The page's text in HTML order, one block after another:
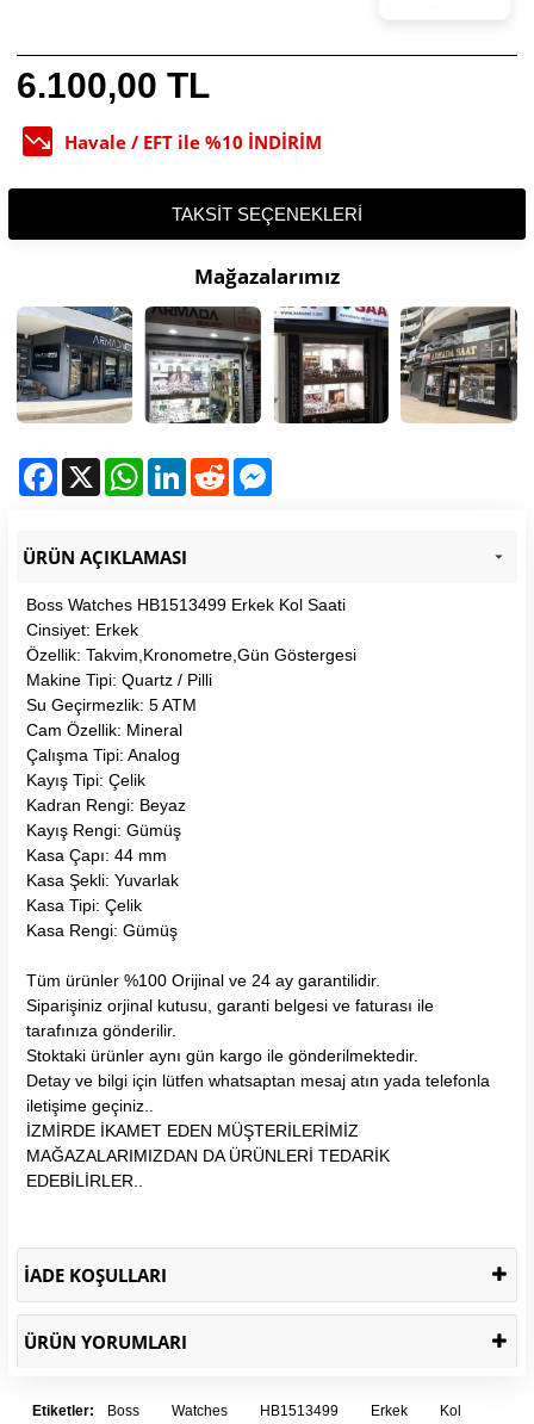
6.100,00 TL
Havale / EFT ile %10 İNDİRİM
TAKSIT SEÇENEKLERI
Mağazalarımız
Facebook
X WhatsAppLinkedInReddit
ÜRÜN AÇIKLAMASI
Boss Watches HB1513499 Erkek Kol Saati
Cinsiyet: Erkek
Özellik: Takvim,Kronometre,Gün Göstergesi
Makine Tipi: Quartz / Pilli
Su Geçirmezlik: 5 ATM
Cam Özellik: Mineral
Çalışma Tipi: Analog
Kayış Tipi: Çelik
Kadran Rengi: Beyaz
Kayış Rengi: Gümüş
Kasa Çapı: 44 mm
Kasa Şekli: Yuvarlak
Kasa Tipi: Çelik
Kasa Rengi: Gümüş
Tüm ürünler %100 Orijinal ve 24 ay garantilidir.
Siparişiniz orjinal kutusu, garanti belgesi ve faturası ile
tarafınıza gönderilir.
Stoktaki ürünler aynı gün kargo ile gönderilmektedir.
Detay ve bilgi için lütfen whatsaptan mesaj atın yada telefonla
iletişime geçiniz..
İZMİRDE İKAMET EDEN MÜŞTERİLERİMİZ
MAĞAZALARIMIZDAN DA ÜRÜNLERİ TEDARİK
EDEBİLİRLER..
İADE KOŞULLARI
ÜRÜN YORUMLARI
Etiketler: Boss Watches HB1513499 Erkek Kol